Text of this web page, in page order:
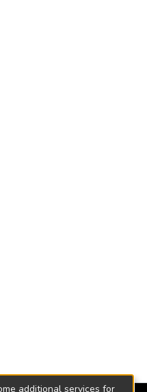
additional services for